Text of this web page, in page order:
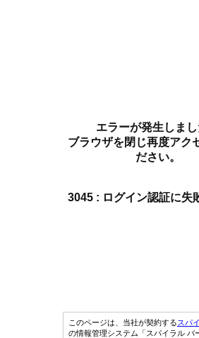
エラーが発生しまし
ブラウザを閉じ再度アク
ださい。
3045 : ログイン認証に失
このページは、当社が契約するスパ
の情報管理システム「スパイラル バ